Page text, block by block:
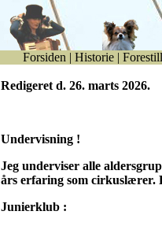
Forsiden | Historie |
Redigeret d. 26. marts 2026.
Undervisning !
Jeg underviser alle
års erfaring som cirkuslærer.
Junierklub :